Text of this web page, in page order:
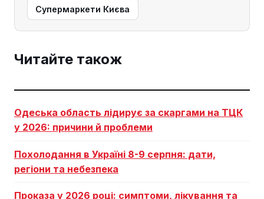
Супермаркети Києва
Читайте також
Одеська область лідирує за скаргами на ТЦК
у 2026: причини й проблеми
Похолодання в Україні 8-9 серпня: дати,
регіони та небезпека
Проказа у 2026 році: симптоми, лікування та